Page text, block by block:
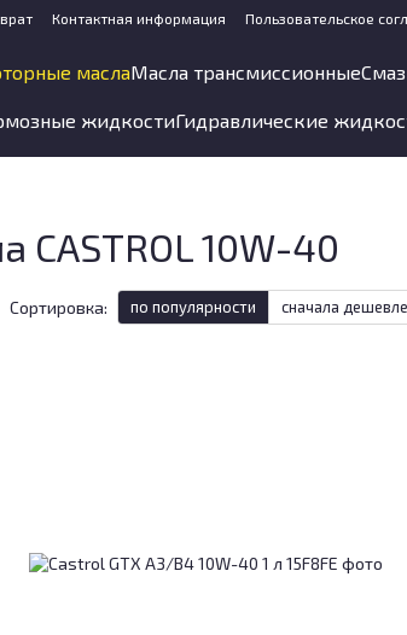
Контактная информация Пользовательское
маслаМасла трансмиссионные
жидкостиГидравлические
10W-40
Сортировка: по популярности сначала дешевле